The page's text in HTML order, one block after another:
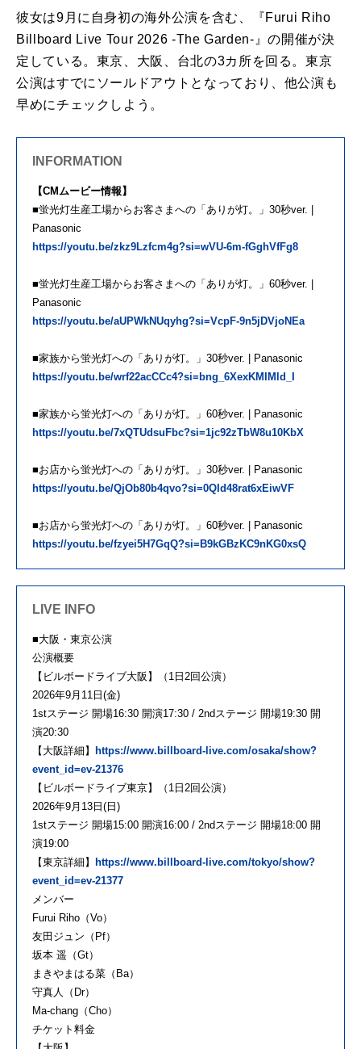
彼女は9月に自身初の海外公演を含む、『Furui Riho
Billboard Live Tour 2026 -The Garden-』の開催が決
定している。東京、大阪、台北の3カ所を回る。東京
公演はすでにソールドアウトとなっており、他公演も
早めにチェックしよう。
INFORMATION
【CMムービー情報】
■蛍光灯生産工場からお客さまへの「ありが灯。」30秒ver. |
Panasonic
https://youtu.be/zkz9Lzfcm4g?si=wVU-6m-fGghVfFg8
■蛍光灯生産工場からお客さまへの「ありが灯。」60秒ver. |
Panasonic
https://youtu.be/aUPWkNUqyhg?si=VcpF-9n5jDVjoNEa
■家族から蛍光灯への「ありが灯。」30秒ver. | Panasonic
https://youtu.be/wrf22acCCc4?si=bng_6XexKMIMld_I
■家族から蛍光灯への「ありが灯。」60秒ver. | Panasonic
https://youtu.be/7xQTUdsuFbc?si=1jc92zTbW8u10KbX
■お店から蛍光灯への「ありが灯。」30秒ver. | Panasonic
https://youtu.be/QjOb80b4qvo?si=0QId48rat6xEiwVF
■お店から蛍光灯への「ありが灯。」60秒ver. | Panasonic
https://youtu.be/fzyei5H7GqQ?si=B9kGBzKC9nKG0xsQ
LIVE INFO
■大阪・東京公演
公演概要
【ビルボードライブ大阪】（1日2回公演）
2026年9月11日(金)
1stステージ 開場16:30 開演17:30 / 2ndステージ 開場19:30 開
演20:30
【大阪詳細】
https://www.billboard-live.com/osaka/show?
event_id=ev-21376
【ビルボードライブ東京】（1日2回公演）
2026年9月13日(日)
1stステージ 開場15:00 開演16:00 / 2ndステージ 開場18:00 開
演19:00
【東京詳細】
https://www.billboard-live.com/tokyo/show?
event_id=ev-21377
メンバー
Furui Riho（Vo）
友田ジュン（Pf）
坂本 遥（Gt）
まきやまはる菜（Ba）
守真人（Dr）
Ma-chang（Cho）
チケット料金